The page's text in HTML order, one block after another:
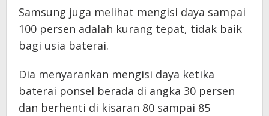
Samsung juga melihat mengisi daya sampai
100 persen adalah kurang tepat, tidak baik
bagi usia baterai.
Dia menyarankan mengisi daya ketika
baterai ponsel berada di angka 30 persen
dan berhenti di kisaran 80 sampai 85